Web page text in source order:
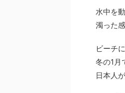
水中を
濁った
ビーチ
冬の1月
日本人